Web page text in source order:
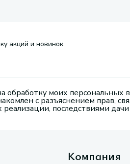
акций и новинок
обработку моих персональных
с разъяснением прав,
последствиями дачи
Компания